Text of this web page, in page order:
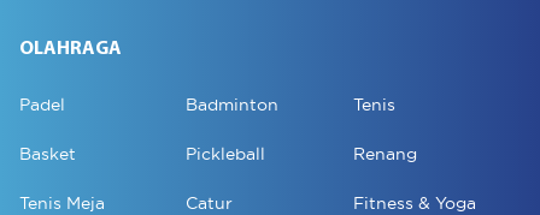
OLAHRAGA
Padel Badminton Tenis
Basket Pickleball Renang
Tenis Meja Catur Fitness & Yoga